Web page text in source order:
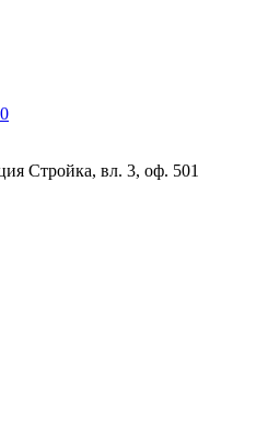
0
Стройка, вл. 3, оф. 501